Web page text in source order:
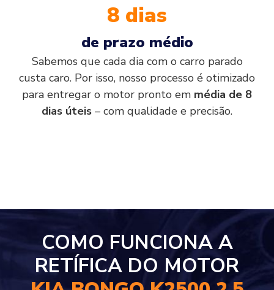
8 dias
de prazo médio
Sabemos que cada dia com o carro parado
custa caro. Por isso, nosso processo é otimizado
para entregar o motor pronto em média de 8
dias úteis – com qualidade e precisão.
COMO FUNCIONA A
RETÍFICA DO MOTOR